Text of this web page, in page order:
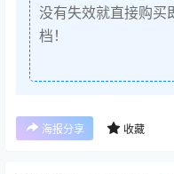
没有失效就直接购买
档！
海报分享 收藏